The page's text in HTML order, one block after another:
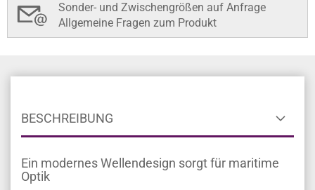
Sonder- und Zwischengrößen auf Anfrage
Allgemeine Fragen zum Produkt
BESCHREIBUNG
Ein modernes Wellendesign sorgt für maritime
Optik